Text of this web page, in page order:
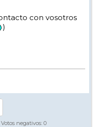
con vosotros
)
negativos: 0